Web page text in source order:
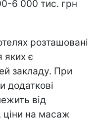
6 000 тис. грн
розташовані
яких є
закладу. При
додаткові
від
на масаж